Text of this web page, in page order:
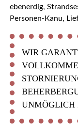
ebenerdig,
Personen-Kanu,
WIR
UNMÖGLICH